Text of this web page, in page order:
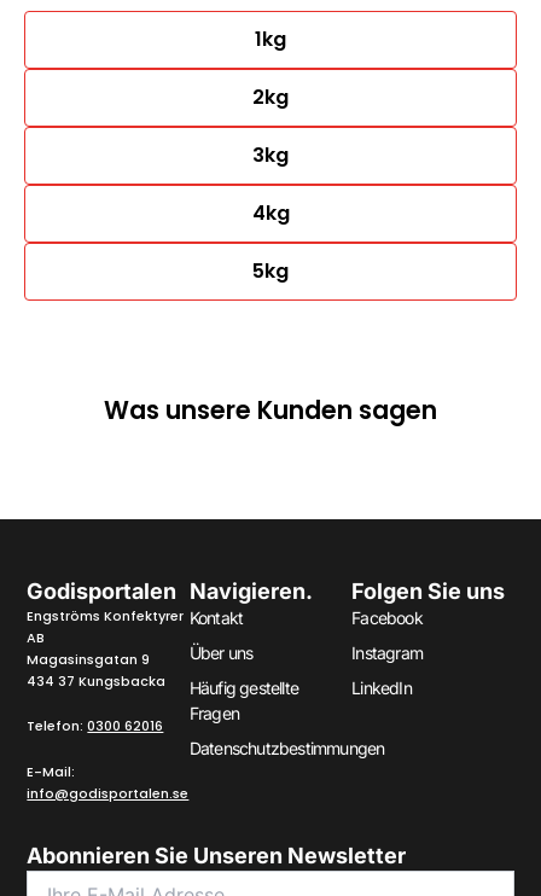
1kg
2kg
3kg
4kg
5kg
Was unsere Kunden sagen
Godisportalen
Engströms Konfektyrer
AB
Magasinsgatan 9
434 37 Kungsbacka
Telefon:0300 62016
E-Mail:
info@godisportalen.se
Navigieren.
Kontakt
Über uns
Häufig gestellte
Fragen
Datenschutzbestimmungen
Folgen Sie uns
Facebook
Instagram
LinkedIn
Abonnieren Sie Unseren Newsletter